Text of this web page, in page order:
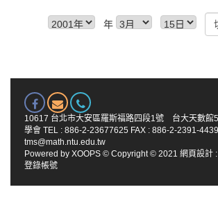
年
10617 台北市大安區羅斯福路四段1號 台大天數
學會 TEL : 886-2-23677625 FAX : 886-2-2391-
tms@math.ntu.edu.tw
Powered by XOOPS © Copyright © 2021 網頁設計 :
登錄帳號